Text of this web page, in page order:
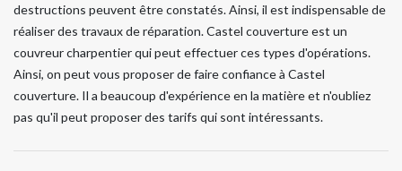
destructions peuvent être constatés. Ainsi, il est indispensable de
réaliser des travaux de réparation. Castel couverture est un
couvreur charpentier qui peut effectuer ces types d'opérations.
Ainsi, on peut vous proposer de faire confiance à Castel
couverture. Il a beaucoup d'expérience en la matière et n'oubliez
pas qu'il peut proposer des tarifs qui sont intéressants.